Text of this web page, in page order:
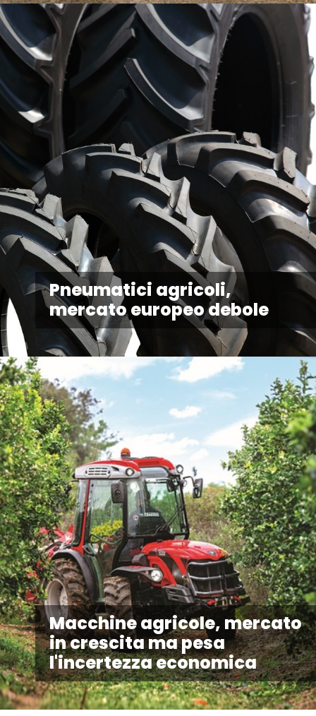
Pneumatici agricoli,
mercato europeo debole
Macchine agricole, mercato
in crescita ma pesa
l'incertezza economica